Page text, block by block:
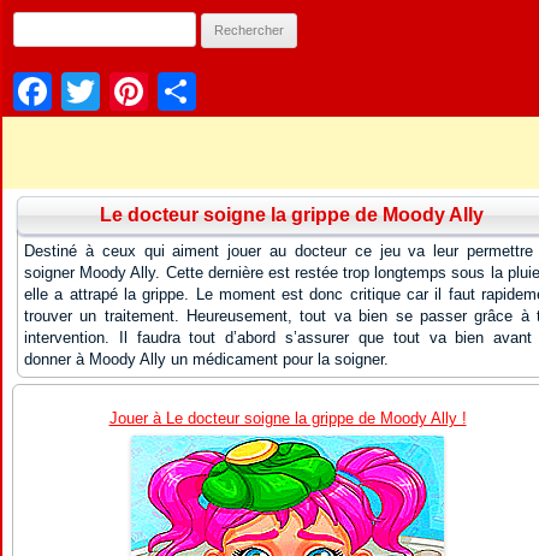
Facebook
TwitterPinterest
Le docteur soigne la grippe de Moody Ally
Destiné à ceux qui aiment jouer au docteur ce jeu va leur permettre
soigner Moody Ally. Cette dernière est restée trop longtemps sous la
elle a attrapé la grippe. Le moment est donc critique car il faut
trouver un traitement. Heureusement, tout va bien se passer grâce à
intervention. Il faudra tout d’abord s’assurer que tout va bien avant
donner à Moody Ally un médicament pour la soigner.
Jouer à Le docteur soigne la grippe de Moody Ally !